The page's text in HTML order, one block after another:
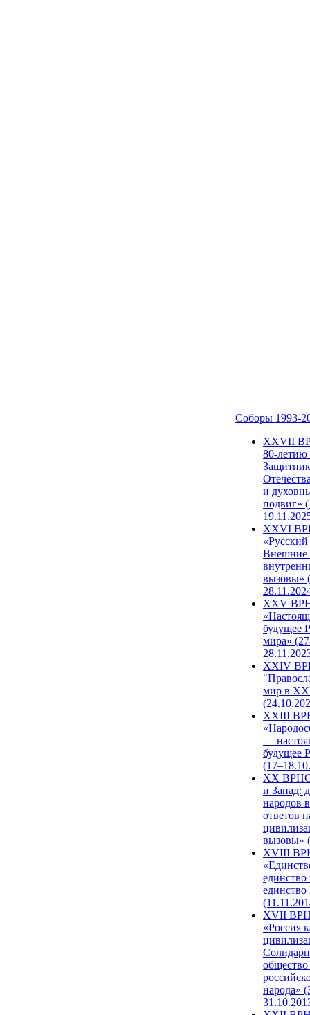
Соборы 1993-
ХХVII
80-
и
подвиг»
XXVI
Внешние
вызовы»
XXV
будущее
мира»
XXIV
мир в
XXIII
—
будущее
XX ВРНС
и Запад:
народов
ответов
вызовы»
XVIII
единство
единство
XVII
«Россия
народа»